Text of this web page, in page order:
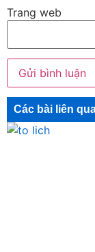
Trang web
Các bài liên